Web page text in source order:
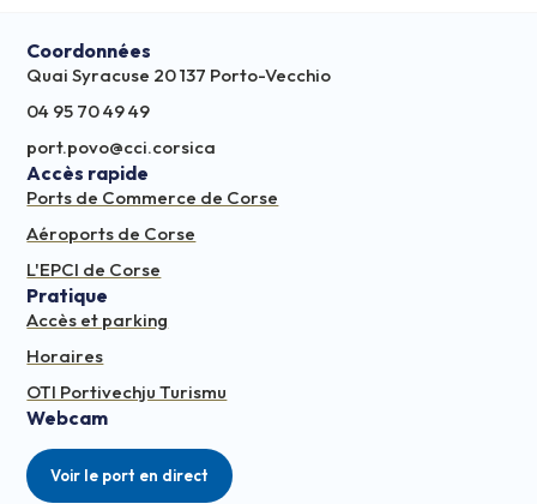
Coordonnées
Quai Syracuse 20 137 Porto-Vecchio
04 95 70 49 49
port.povo@cci.corsica
Accès rapide
Ports de Commerce de Corse
Aéroports de Corse
L'EPCI de Corse
Pratique
Accès et parking
Horaires
OTI Portivechju Turismu
Webcam
Voir le port en direct